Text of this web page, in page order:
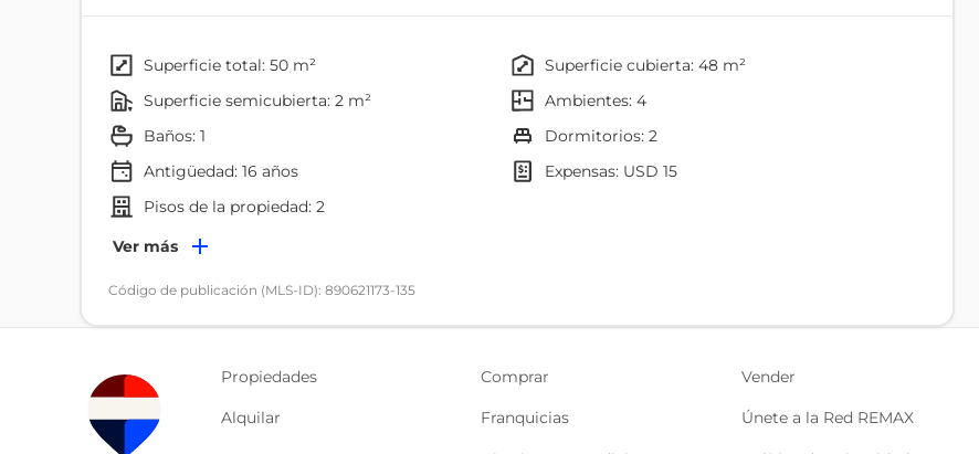
El cuarto de máquinas con instalaciones para lavadora y secadora, puerta de vidrio templado,
El departamento tiene muy buenos acabados ideal para estudiantes o una pareja.
superficie total: 50 m²
superficie cubierta: 48 m²
superficie semicubierta: 2 m²
ambientes: 4
baños: 1
dormitorios: 2
Antigüedad: 16 años
expensas: USD 15
pisos de la propiedad: 2
Ambientes
Dormitorio
Cocina/comedor
Closet
Ver más
Código de publicación (MLS-ID): 890621173-135
Propiedades Comprar Vender
Alquilar Franquicias Únete a la Red REMAX